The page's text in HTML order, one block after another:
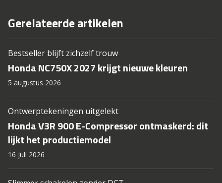
Gerelateerde artikelen
Bestseller blijft zichzelf trouw
Honda NC750X 2027 krijgt nieuwe kleuren
5 augustus 2026
Ontwerptekeningen uitgelekt
Honda V3R 900 E-Compressor ontmaskerd: dit
lijkt het productiemodel
16 juli 2026